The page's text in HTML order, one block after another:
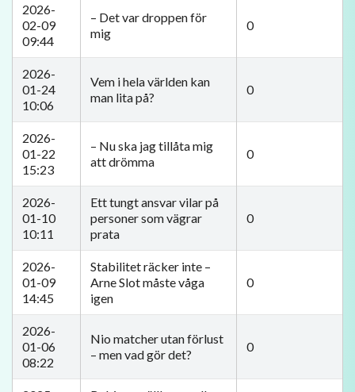
2026-
02-09
09:44
– Det var droppen för
mig
0
2026-
01-24
10:06
Vem i hela världen kan
man lita på?
0
2026-
01-22
15:23
– Nu ska jag tillåta mig
att drömma
0
2026-
01-10
10:11
Ett tungt ansvar vilar på
personer som vägrar
prata
0
2026-
01-09
14:45
Stabilitet räcker inte –
Arne Slot måste våga
igen
0
2026-
01-06
08:22
Nio matcher utan förlust
– men vad gör det?
0